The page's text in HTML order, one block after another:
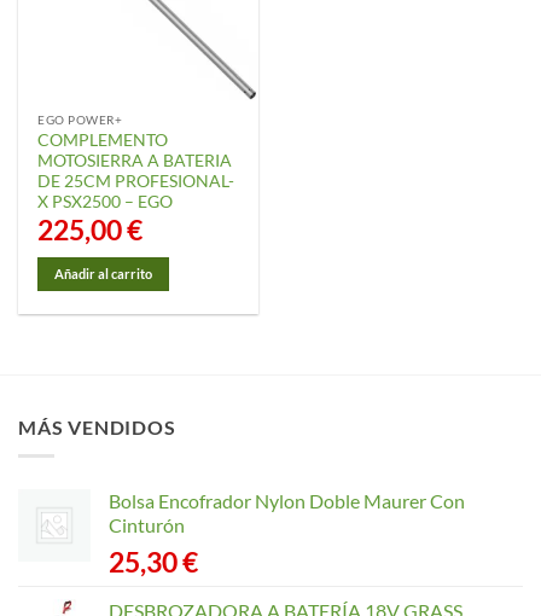
EGO POWER+
COMPLEMENTO
MOTOSIERRA A BATERIA
DE 25CM PROFESIONAL-
X PSX2500 – EGO
225,00€
Añadir al carrito
MÁS VENDIDOS
Bolsa Encofrador Nylon Doble Maurer Con
Cinturón
25,30€
DESBROZADORA A BATERÍA 18V GRASS